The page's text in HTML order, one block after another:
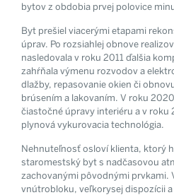
bytov z obdobia prvej polovice
Byt prešiel viacerými etapami
úprav. Po rozsiahlej obnove
nasledovala v roku 2011 ďalšia
zahŕňala výmenu rozvodov a
dlažby, repasovanie okien či
brúsením a lakovaním. V roku
čiastočné úpravy interiéru a v roku
plynová vykurovacia technológia.
Nehnuteľnosť osloví klienta, ktorý
staromestský byt s nadčasovou
zachovanými pôvodnými prvkami.
vnútrobloku, veľkorysej dispozícii